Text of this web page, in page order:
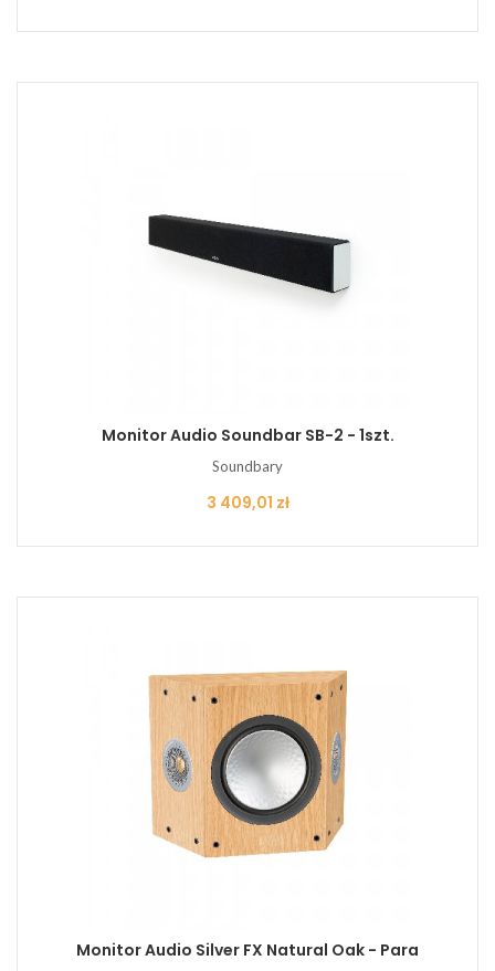
Monitor Audio Soundbar SB-2 - 1szt.
Soundbary
Cena
3 409,01 zł
Monitor Audio Silver FX Natural Oak - Para